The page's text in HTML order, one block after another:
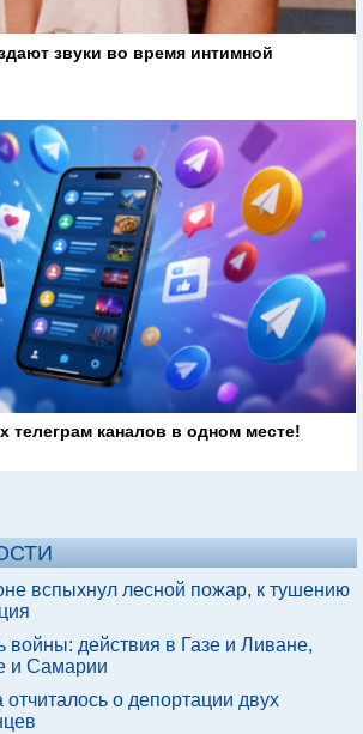
звуки во время интимной
каналов в одном месте!
вспыхнул лесной пожар, к тушению
войны: действия в Газе и Ливане,
и Самарии
о депортации двух